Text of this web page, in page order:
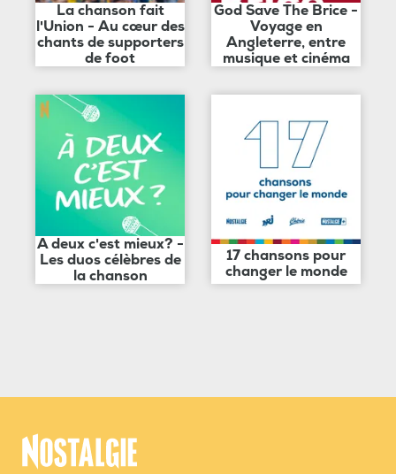
La chanson fait
l'Union - Au cœur des
chants de supporters
de foot
God Save The Brice -
Voyage en
Angleterre, entre
musique et cinéma
A deux c'est mieux? -
Les duos célèbres de
la chanson
17 chansons pour
changer le monde